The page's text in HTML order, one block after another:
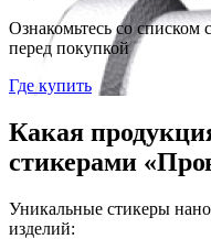
Ознакомьтесь со
перед покупкой
Где купить
Какая
стикерами
Уникальные стикеры
изделий: